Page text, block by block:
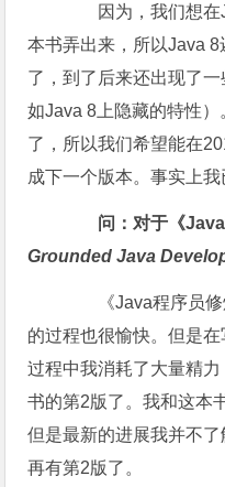
因为，我们想在
本书弄出来，所以Java
了，到了后来还出现了
如Java 8上隐藏的特性
了，所以我们希望能在
成下一个版本。事实上我
问：对于《Java
Grounded Java
《Java程序员修
的过程也很愉快。但是
过程中我消耗了大量精
书的第2版了。我和这本
但是最新的进展我并不
再有第2版了。